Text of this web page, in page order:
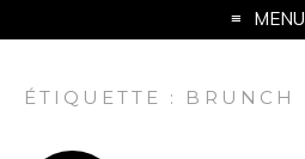
MENU
ÉTIQUETTE : BRUNCH